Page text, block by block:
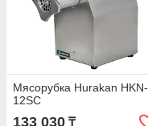
Мясорубка Hurakan HKN-
12SC
133 030 ₸